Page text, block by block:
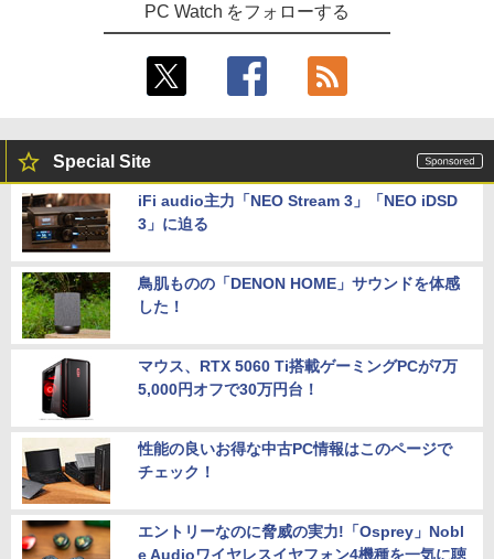
PC Watch をフォローする
Special Site
iFi audio主力「NEO Stream 3」「NEO iDSD
3」に迫る
鳥肌ものの「DENON HOME」サウンドを体感
した！
マウス、RTX 5060 Ti搭載ゲーミングPCが7万
5,000円オフで30万円台！
性能の良いお得な中古PC情報はこのページで
チェック！
エントリーなのに脅威の実力!「Osprey」Nobl
e Audioワイヤレスイヤフォン4機種を一気に聴